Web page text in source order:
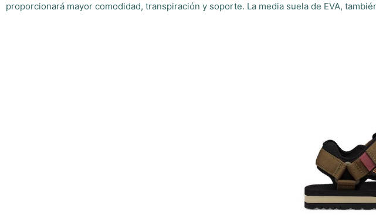
proporcionará mayor comodidad, transpiración y soporte. La media suela de EVA,